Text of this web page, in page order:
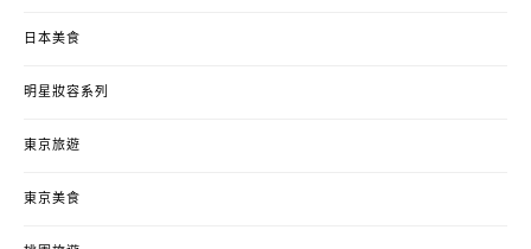
日本美食
明星妝容系列
東京旅遊
東京美食